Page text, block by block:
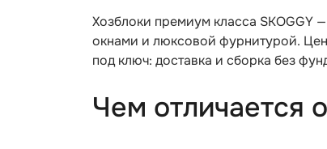
Хозблоки премиум класса SKOGGY
окнами и люксовой фурнитурой.
под ключ: доставка и сборка без
Чем отличается